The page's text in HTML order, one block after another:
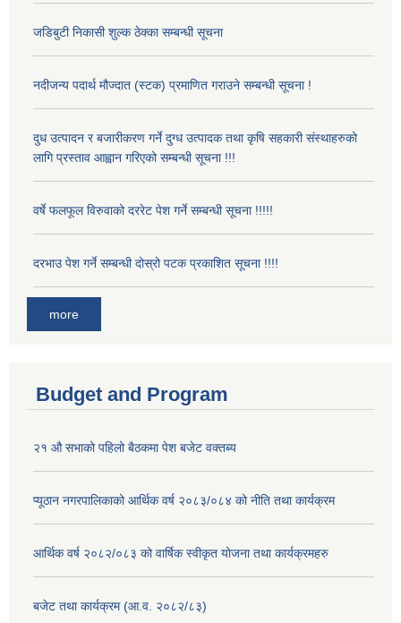
जडिबुटी निकासी शुल्क ठेक्का सम्बन्धी सूचना
नदीजन्य पदार्थ मौज्दात (स्टक) प्रमाणित गराउने सम्बन्धी सूचना !
दुध उत्पादन र बजारीकरण गर्ने दुग्ध उत्पादक तथा कृषि सहकारी संस्थाहरुको
लागि प्रस्ताव आह्वान गरिएको सम्बन्धी सूचना !!!
वर्षे फलफूल विरुवाको दररेट पेश गर्ने सम्बन्धी सूचना !!!!!
दरभाउ पेश गर्ने सम्बन्धी दोस्रो पटक प्रकाशित सूचना !!!!
more
Budget and Program
२१ औ सभाको पहिलो बैठकमा पेश बजेट वक्तब्य
प्यूठान नगरपालिकाको आर्थिक वर्ष २०८३/०८४ को नीति तथा कार्यक्रम
आर्थिक वर्ष २०८२/०८३ को वार्षिक स्वीकृत योजना तथा कार्यक्रमहरु
बजेट तथा कार्यक्रम (आ.व. २०८२/८३)